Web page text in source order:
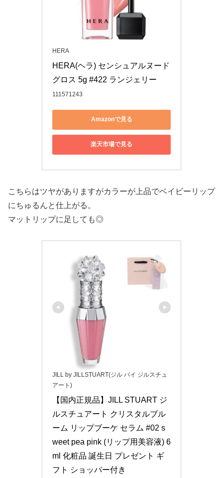
HERA
HERA(ヘラ) センシュアルヌード
グロス 5g #422 ランジェリー
111571243
Amazonで見る
楽天市場で見る
こちらはツヤがありますがカラーが上品でベイビーリップ
にちゅるんと仕上がる。
マットリップに足しても◎
JILL by JILLSTUART(ジル バイ ジルスチュ
アート)
【国内正規品】JILL STUART ジ
ルスチュアート クリスタルブル
ーム リップブーケ セラム #02 s
weet pea pink (リップ用美容液) 6
ml 化粧品 誕生日 プレゼント ギ
フト ショッパー付き